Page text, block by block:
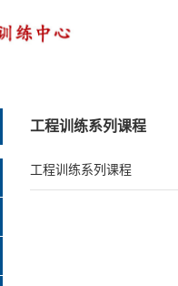
工程训练系列课程
工程训练系列课程